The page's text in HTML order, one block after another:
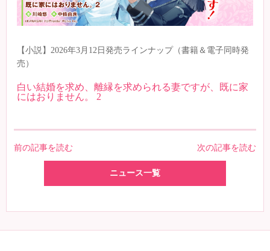
【小説】2026年3月12日発売ラインナップ（書籍＆電子同時発
売）
白い結婚を求め、離縁を求められる妻ですが、既に家
にはおりません。 2
次の記事を読む
前の記事を読む
ニュース一覧